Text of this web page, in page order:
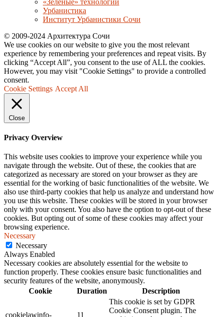
«Зелёные» технологии
Урбанистика
Институт Урбанистики Сочи
© 2009-2024 Архитектура Сочи
We use cookies on our website to give you the most relevant
experience by remembering your preferences and repeat visits. By
clicking “Accept All”, you consent to the use of ALL the cookies.
However, you may visit "Cookie Settings" to provide a controlled
consent.
Cookie Settings Accept All
Close
Privacy Overview
This website uses cookies to improve your experience while you
navigate through the website. Out of these, the cookies that are
categorized as necessary are stored on your browser as they are
essential for the working of basic functionalities of the website. We
also use third-party cookies that help us analyze and understand how
you use this website. These cookies will be stored in your browser
only with your consent. You also have the option to opt-out of these
cookies. But opting out of some of these cookies may affect your
browsing experience.
Necessary
Necessary
Always Enabled
Necessary cookies are absolutely essential for the website to
function properly. These cookies ensure basic functionalities and
security features of the website, anonymously.
Cookie
Duration Description
cookielawinfo- 11
This cookie is set by GDPR
Cookie Consent plugin. The